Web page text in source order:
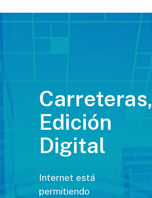
Carreteras,
Edición
Digital
Internet está
permitiendo